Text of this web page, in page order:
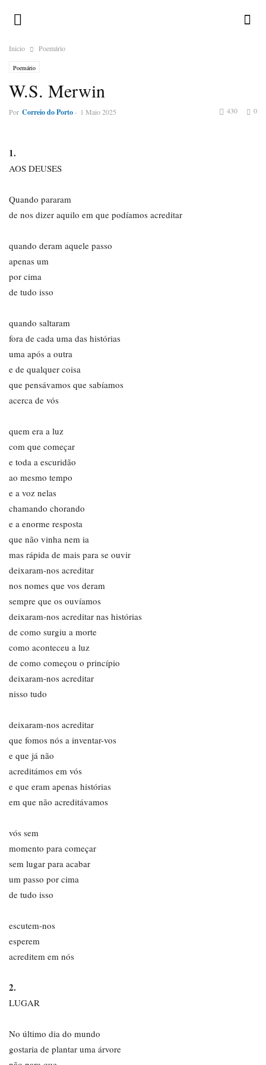
Inicio Poemário
Poemário
W.S. Merwin
Por Correio do Porto- 1 Maio 2025 0
430
1.
AOS DEUSES
Quando pararam
de nos dizer aquilo em que podíamos acreditar
quando deram aquele passo
apenas um
por cima
de tudo isso
quando saltaram
fora de cada uma das histórias
uma após a outra
e de qualquer coisa
que pensávamos que sabíamos
acerca de vós
quem era a luz
com que começar
e toda a escuridão
ao mesmo tempo
e a voz nelas
chamando chorando
e a enorme resposta
que não vinha nem ia
mas rápida de mais para se ouvir
deixaram-nos acreditar
nos nomes que vos deram
sempre que os ouvíamos
deixaram-nos acreditar nas histórias
de como surgiu a morte
como aconteceu a luz
de como começou o princípio
deixaram-nos acreditar
nisso tudo
deixaram-nos acreditar
que fomos nós a inventar-vos
e que já não
acreditámos em vós
e que eram apenas histórias
em que não acreditávamos
vós sem
momento para começar
sem lugar para acabar
um passo por cima
de tudo isso
escutem-nos
esperem
acreditem em nós
2.
LUGAR
No último dia do mundo
gostaria de plantar uma árvore